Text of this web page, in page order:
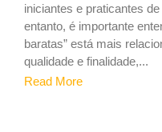
iniciantes e praticantes
entanto, é importante
baratas” está mais
qualidade e finalidade,...
Read More